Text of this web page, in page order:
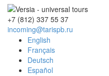
+7 (812) 337 55 37
incoming@tarispb.ru
English
Français
Deutsch
Español